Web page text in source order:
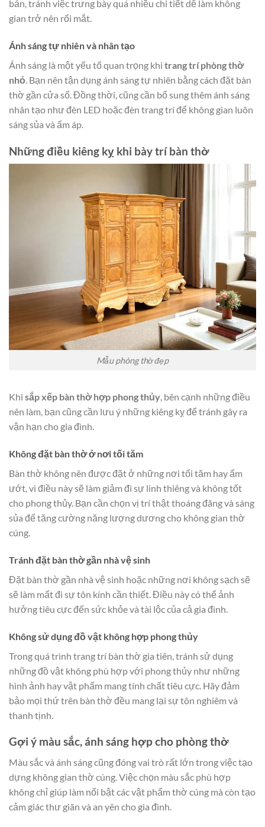
bản, tránh việc trưng bày quá nhiều chi tiết dễ làm không
gian trở nên rối mắt.
Ánh sáng tự nhiên và nhân tạo
Ánh sáng là một yếu tố quan trọng khi trang trí phòng thờ
nhỏ. Bạn nên tận dụng ánh sáng tự nhiên bằng cách đặt bàn
thờ gần cửa sổ. Đồng thời, cũng cần bổ sung thêm ánh sáng
nhân tạo như đèn LED hoặc đèn trang trí để không gian luôn
sáng sủa và ấm áp.
Những điều kiêng kỵ khi bày trí bàn thờ
Mẫu phòng thờ đẹp
Khi sắp xếp bàn thờ hợp phong thủy, bên cạnh những điều
nên làm, bạn cũng cần lưu ý những kiêng kỵ để tránh gây ra
vận hạn cho gia đình.
Không đặt bàn thờ ở nơi tối tăm
Bàn thờ không nên được đặt ở những nơi tối tăm hay ẩm
ướt, vì điều này sẽ làm giảm đi sự linh thiêng và không tốt
cho phong thủy. Bạn cần chọn vị trí thật thoáng đãng và sáng
sủa để tăng cường năng lượng dương cho không gian thờ
cúng.
Tránh đặt bàn thờ gần nhà vệ sinh
Đặt bàn thờ gần nhà vệ sinh hoặc những nơi không sạch sẽ
sẽ làm mất đi sự tôn kính cần thiết. Điều này có thể ảnh
hưởng tiêu cực đến sức khỏe và tài lộc của cả gia đình.
Không sử dụng đồ vật không hợp phong thủy
Trong quá trình trang trí bàn thờ gia tiên, tránh sử dụng
những đồ vật không phù hợp với phong thủy như những
hình ảnh hay vật phẩm mang tính chất tiêu cực. Hãy đảm
bảo mọi thứ trên bàn thờ đều mang lại sự tôn nghiêm và
thanh tịnh.
Gợi ý màu sắc, ánh sáng hợp cho phòng thờ
Màu sắc và ánh sáng cũng đóng vai trò rất lớn trong việc tạo
dựng không gian thờ cúng. Việc chọn màu sắc phù hợp
không chỉ giúp làm nổi bật các vật phẩm thờ cúng mà còn tạo
cảm giác thư giãn và an yên cho gia đình.